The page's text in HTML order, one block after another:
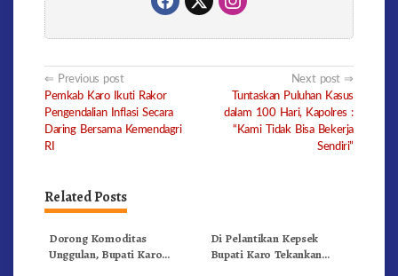
Post
navigation
Previous post
Pemkab Karo Ikuti Rakor
Pengendalian Inflasi Secara
Daring Bersama Kemendagri
RI
Next post
Tuntaskan Puluhan Kasus
dalam 100 Hari, Kapolres :
“Kami Tidak Bisa Bekerja
Sendiri”
Related Posts
Dorong Komoditas
Unggulan, Bupati Karo
Di Pelantikan Kepsek
Bupati Karo Tekankan